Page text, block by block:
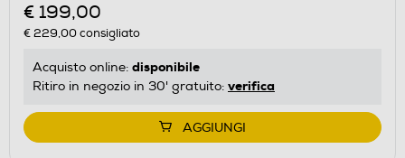
€ 199,00
€ 229,00consigliato
Acquisto online: disponibile
Ritiro in negozio in 30' gratuito: verifica
AGGIUNGI